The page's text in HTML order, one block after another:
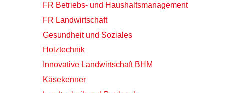
FR Betriebs- und Haushaltsmanagement
FR Landwirtschaft
Gesundheit und Soziales
Holztechnik
Innovative Landwirtschaft BHM
Käsekenner